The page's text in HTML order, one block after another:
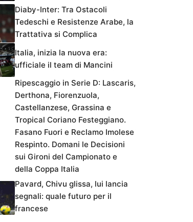
Diaby-Inter: Tra Ostacoli
Tedeschi e Resistenze Arabe, la
Trattativa si Complica
Italia, inizia la nuova era:
ufficiale il team di Mancini
Ripescaggio in Serie D: Lascaris,
Derthona, Fiorenzuola,
Castellanzese, Grassina e
Tropical Coriano Festeggiano.
Fasano Fuori e Reclamo Imolese
Respinto. Domani le Decisioni
sui Gironi del Campionato e
della Coppa Italia
Pavard, Chivu glissa, lui lancia
segnali: quale futuro per il
francese